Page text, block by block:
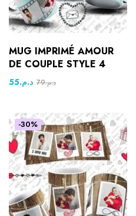
MUG IMPRIMÉ AMOUR
DE COUPLE STYLE 4
د.م.55 د.م.79
-30%